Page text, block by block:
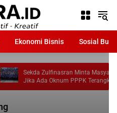
Ekonomi Bisnis Sosial
Zulfinasran Minta Masyarakat Laporkan
Ada Oknum PPPK Terangkat Tidak Sesuai